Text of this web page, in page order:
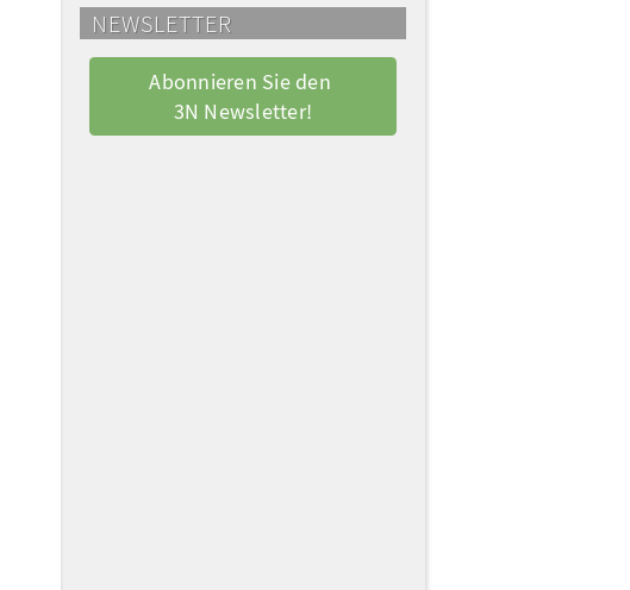
NEWSLETTER
Abonnieren Sie den
3N Newsletter!